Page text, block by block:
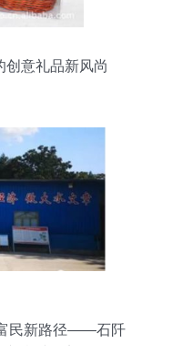
创意礼品新风尚
富民新路径——石阡